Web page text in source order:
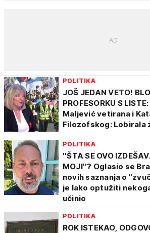
POLITIKA
JOŠ JEDAN VETO!
PROFESORKU S
Maljević vetirana i
Filozofskog: Lobirala
POLITIKA
''ŠTA SE OVO
MOJI''? Oglasio se
novih saznanja o
je lako optužiti
učinio
POLITIKA
ROK ISTEKAO,